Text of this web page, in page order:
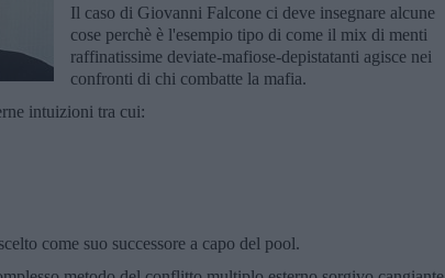
Il caso di Giovanni Falcone ci deve insegnare alcune
cose perchè è l'esempio tipo di come il mix di menti
raffinatissime deviate-mafiose-depistatanti agisce nei
confronti di chi combatte la mafia.
intuizioni tra cui:
come suo successore a capo del pool.